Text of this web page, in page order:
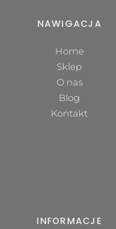
NAWIGACJA
Home
Sklep
O nas
Blog
Kontakt
INFORMACJE